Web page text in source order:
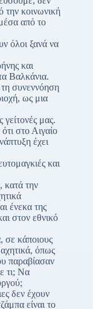
κοινωνική
από το
όλοι ξανά να
και
Βαλκάνια.
συνεννόηση
ως μια
μας.
στο Αιγαίο
έχει
και
κατά την
ένεκα της
στον εθνικό
σε κάποιους
όπως
παραβίασαν
τι; Να
δεν έχουν
είναι το